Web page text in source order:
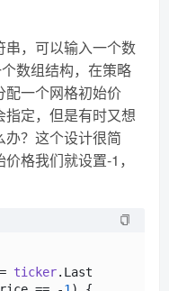
串，可以输入一个数
数组结构，在策略
配一个网格初始价
定，但是有时又想
？这个设计很简
格我们就设置-1，
= ticker. Last